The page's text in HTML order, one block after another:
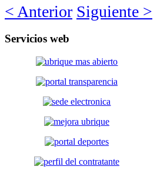
< Anterior Siguiente >
Servicios web